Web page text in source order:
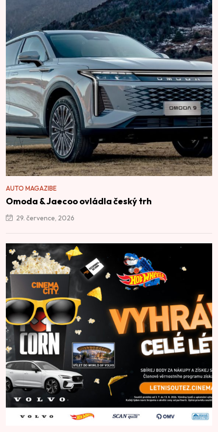
AUTO MAGAZIBE
Omoda & Jaecoo ovládla český trh
29. července, 2026